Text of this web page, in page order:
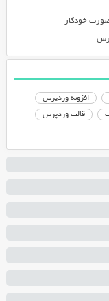
خودکار
افزونه وردپرس
قالب وردپرس